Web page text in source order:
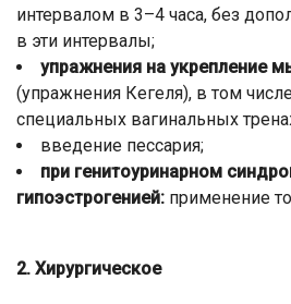
интервалом в 3–4 часа, без
в эти интервалы;
упражнения на укрепление
(упражнения Кегеля), в том
специальных вагинальных
введение пессария;
при генитоуринарном
гипоэстрогенией: применение
2. Хирургическое